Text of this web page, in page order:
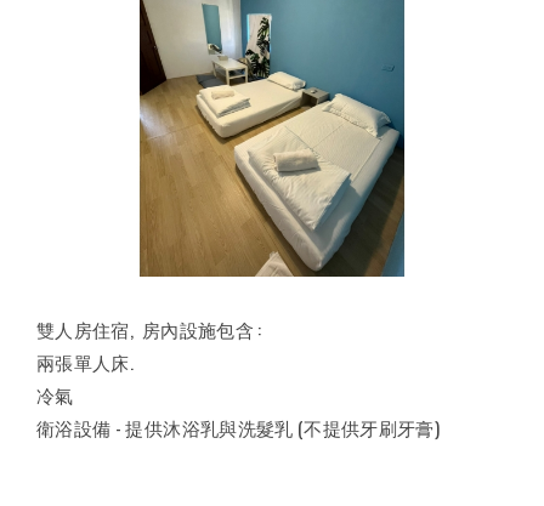
雙人房住宿, 房內設施包含 :
兩張單人床.
冷氣
衛浴設備 - 提供沐浴乳與洗髮乳 (不提供牙刷牙膏)